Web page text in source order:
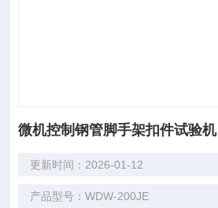
微机控制钢管脚手架扣件试验机
更新时间：2026-01-12
产品型号：WDW-200JE